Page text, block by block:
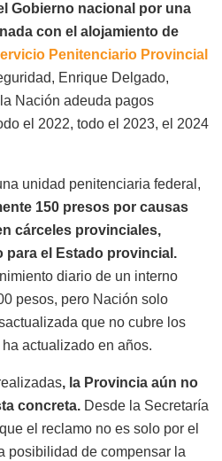
Gobierno nacional por una
con el alojamiento de
Penitenciario Provincial
Enrique Delgado,
Nación adeuda pagos
el 2022, todo el 2023, el 2024
unidad penitenciaria federal,
150 presos por causas
cárceles provinciales,
el Estado provincial.
diario de un interno
pesos, pero Nación solo
que no cubre los
actualizado en años.
, la Provincia aún no
concreta. Desde la Secretaría
el reclamo no es solo por el
posibilidad de compensar la